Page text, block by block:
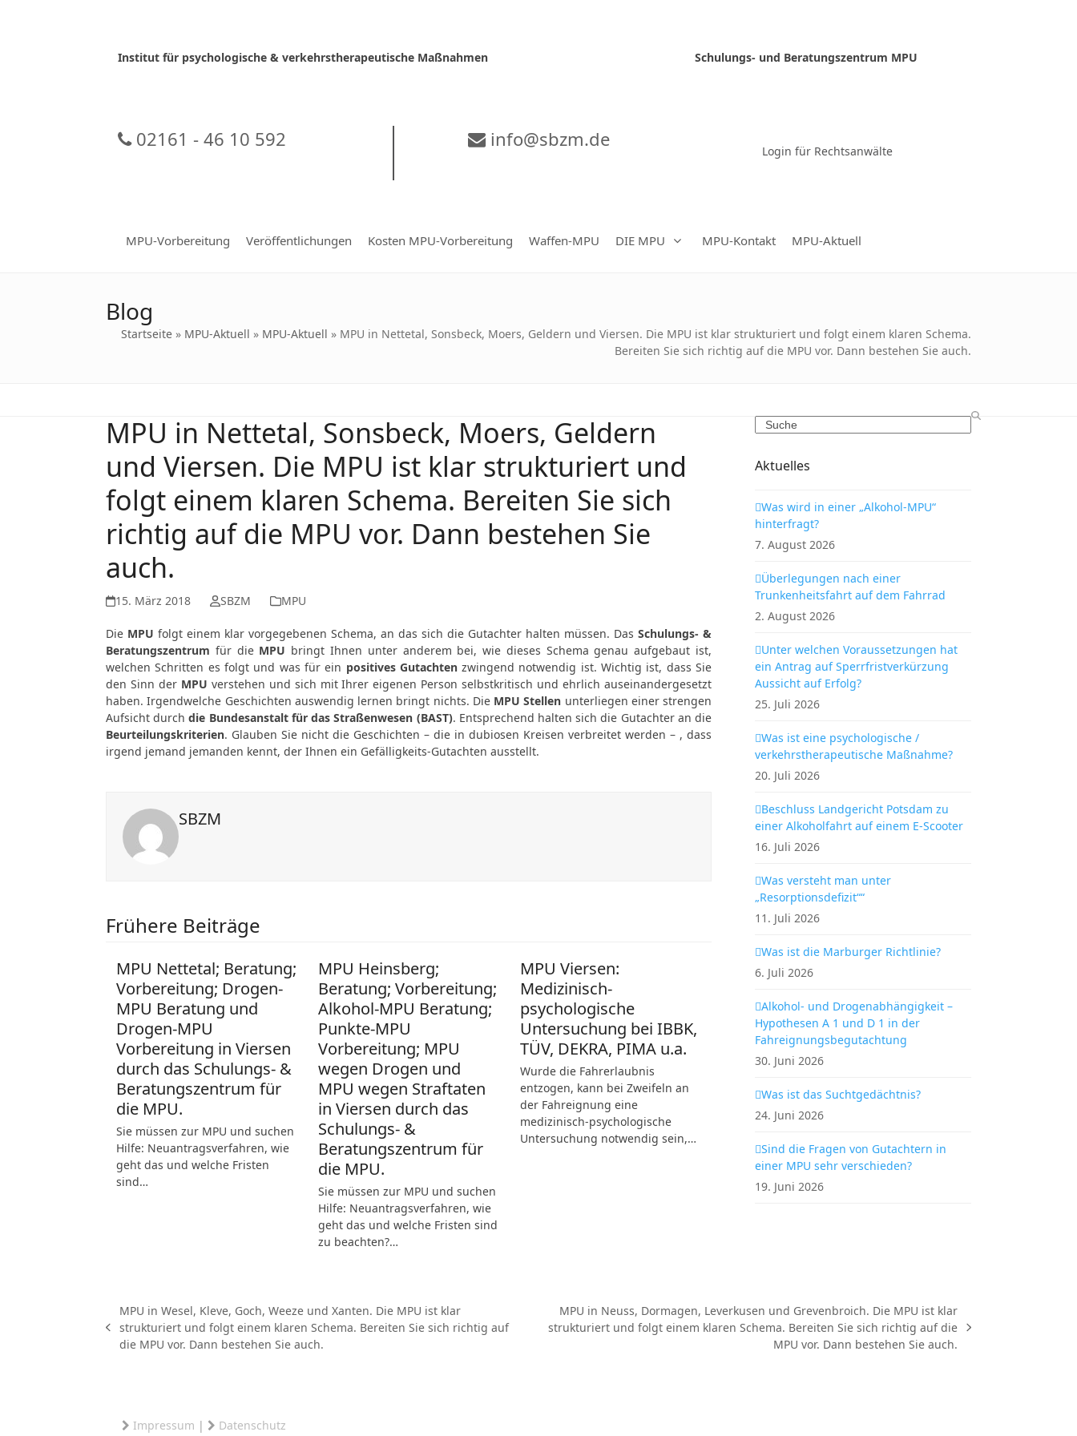
Institut für psychologische & verkehrstherapeutische Maßnahmen
Schulungs- und Beratungszentrum MPU
02161 - 46 10 592 info@sbzm.de
Login für Rechtsanwälte
MPU-Vorbereitung Veröffentlichungen Kosten MPU-Vorbereitung Waffen-MPU DIE MPU MPU-Kontakt MPU-Aktuell
Blog
Startseite » MPU-Aktuell » MPU-Aktuell » MPU in Nettetal, Sonsbeck, Moers, Geldern und Viersen. Die MPU ist klar strukturiert und folgt einem klaren Schema.
Bereiten Sie sich richtig auf die MPU vor. Dann bestehen Sie auch.
MPU in Nettetal, Sonsbeck, Moers, Geldern
und Viersen. Die MPU ist klar strukturiert und
folgt einem klaren Schema. Bereiten Sie sich
richtig auf die MPU vor. Dann bestehen Sie
auch.
15. März 2018 SBZM MPU
Die MPU folgt einem klar vorgegebenen Schema, an das sich die Gutachter halten müssen. Das Schulungs- &
Beratungszentrum für dieMPU bringt Ihnen unter anderem bei, wie dieses Schema genau aufgebaut ist,
welchen Schritten es folgt und was für ein positives Gutachtenzwingend notwendig ist. Wichtig ist, dass Sie
den Sinn der MPU verstehen und sich mit Ihrer eigenen Person selbstkritisch und ehrlich auseinandergesetzt
haben. Irgendwelche Geschichten auswendig lernen bringt nichts. Die MPU Stellen unterliegen einer strengen
Aufsicht durchdie Bundesanstalt für das Straßenwesen (BAST). Entsprechend halten sich die Gutachter an die
Beurteilungskriterien. Glauben Sie nicht die Geschichten – die in dubiosen Kreisen verbreitet werden – , dass
irgend jemand jemanden kennt, der Ihnen ein Gefälligkeits-Gutachten ausstellt.
SBZM
Frühere Beiträge
MPU Nettetal; Beratung;
Vorbereitung; Drogen-
MPU Beratung und
Drogen-MPU
Vorbereitung in Viersen
durch das Schulungs- &
Beratungszentrum für
die MPU.
Sie müssen zur MPU und suchen
Hilfe: Neuantragsverfahren, wie
geht das und welche Fristen
sind…
MPU Heinsberg;
Beratung; Vorbereitung;
Alkohol-MPU Beratung;
Punkte-MPU
Vorbereitung; MPU
wegen Drogen und
MPU wegen Straftaten
in Viersen durch das
Schulungs- &
Beratungszentrum für
die MPU.
Sie müssen zur MPU und suchen
Hilfe: Neuantragsverfahren, wie
geht das und welche Fristen sind
zu beachten?…
MPU Viersen:
Medizinisch-
psychologische
Untersuchung bei IBBK,
TÜV, DEKRA, PIMA u.a.
Wurde die Fahrerlaubnis
entzogen, kann bei Zweifeln an
der Fahreignung eine
medizinisch-psychologische
Untersuchung notwendig sein,…
Search
Aktuelles
Was wird in einer „Alkohol-MPU“
hinterfragt?
7. August 2026
Überlegungen nach einer
Trunkenheitsfahrt auf dem Fahrrad
2. August 2026
Unter welchen Voraussetzungen hat
ein Antrag auf Sperrfristverkürzung
Aussicht auf Erfolg?
25. Juli 2026
Was ist eine psychologische /
verkehrstherapeutische Maßnahme?
20. Juli 2026
Beschluss Landgericht Potsdam zu
einer Alkoholfahrt auf einem E-Scooter
16. Juli 2026
Was versteht man unter
„Resorptionsdefizit““
11. Juli 2026
Was ist die Marburger Richtlinie?
6. Juli 2026
Alkohol- und Drogenabhängigkeit –
Hypothesen A 1 und D 1 in der
Fahreignungsbegutachtung
30. Juni 2026
Was ist das Suchtgedächtnis?
24. Juni 2026
Sind die Fragen von Gutachtern in
einer MPU sehr verschieden?
19. Juni 2026
vorheriger
Beitrag:
MPU in Wesel, Kleve, Goch, Weeze und Xanten. Die MPU ist klar
strukturiert und folgt einem klaren Schema. Bereiten Sie sich richtig auf
die MPU vor. Dann bestehen Sie auch.
Nächster
MPU in Neuss, Dormagen, Leverkusen und Grevenbroich. Die MPU ist klar
strukturiert und folgt einem klaren Schema. Bereiten Sie sich richtig auf die
MPU vor. Dann bestehen Sie auch.
Impressum | Datenschutz